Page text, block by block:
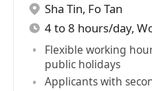
對餐飲業有熱誠；
具 5 年或以上餐飲經
多間分店經驗；
良好的粵語溝通能力
更佳；
Sha Tin, Fo Tan
4 to 8 hours/day,
Flexible working
public holidays
Applicants with